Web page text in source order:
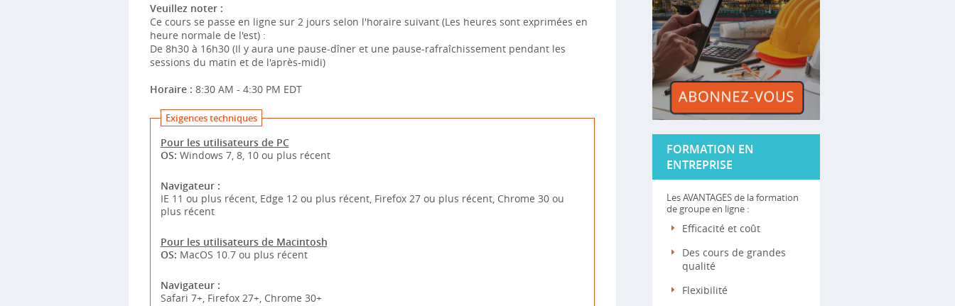
Veuillez noter :
Ce cours se passe en ligne sur 2 jours selon l'horaire suivant (Les heures sont exprimées en
heure normale de l'est) :
De 8h30 à 16h30 (Il y aura une pause-dîner et une pause-rafraîchissement pendant les
sessions du matin et de l'après-midi)
Horaire : 8:30 AM - 4:30 PM EDT
Exigences techniques
Pour les utilisateurs de PC
OS: Windows 7, 8, 10 ou plus récent
Navigateur :
IE 11 ou plus récent, Edge 12 ou plus récent, Firefox 27 ou plus récent, Chrome 30 ou
plus récent
Pour les utilisateurs de Macintosh
OS: MacOS 10.7 ou plus récent
Navigateur :
Safari 7+, Firefox 27+, Chrome 30+
FORMATION EN
ENTREPRISE
Les AVANTAGES de la formation
de groupe en ligne :
Efficacité et coût
Des cours de grandes
qualité
Flexibilité